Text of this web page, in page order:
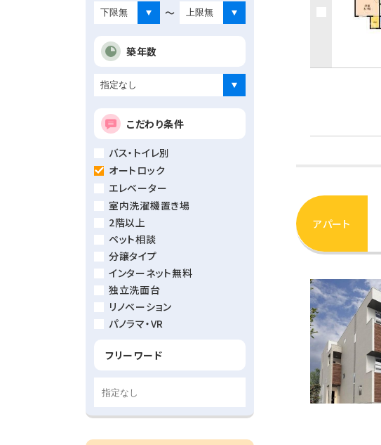
～
築年数
こだわり条件
バス・トイレ別
オートロック
エレベーター
室内洗濯機置き場
2階以上
ペット相談
分譲タイプ
インターネット無料
独立洗面台
リノベーション
パノラマ・VR
フリーワード
アパート